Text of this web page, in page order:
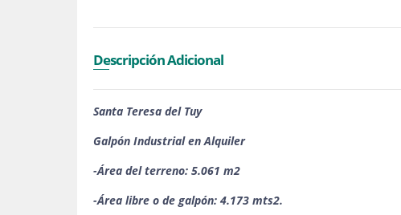
Descripción Adicional
Santa Teresa del Tuy
Galpón Industrial en Alquiler
-Área del terreno: 5.061 m2
-Área libre o de galpón: 4.173 mts2.